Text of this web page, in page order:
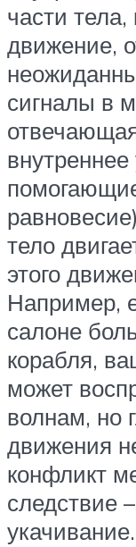
части
движение,
сигналы в
тело
этого
Например,
салоне
корабля,
может
волнам, но
движения
конфликт
следствие
укачивание.